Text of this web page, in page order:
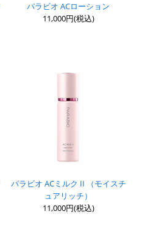
パラビオ ACローション
11,000円(税込)
パラビオ ACミルク II （モイスチ
ュアリッチ）
11,000円(税込)